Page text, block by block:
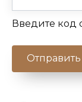
Введите код